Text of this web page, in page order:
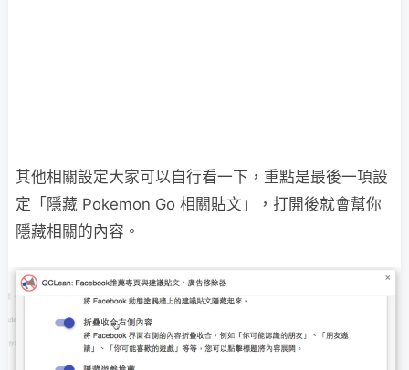
其他相關設定大家可以自行看一下，重點是最後一項設
定「隱藏 Pokemon Go 相關貼文」，打開後就會幫你
隱藏相關的內容。